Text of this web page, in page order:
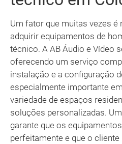
Um fator que muitas vezes é
adquirir equipamentos de
técnico. A AB Áudio e Vídeo
oferecendo um serviço
instalação e a configuração
especialmente importante
variedade de espaços
soluções personalizadas.
garante que os
perfeitamente e que o